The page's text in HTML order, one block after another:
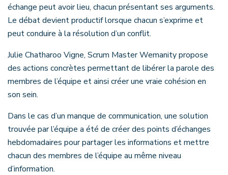
échange peut avoir lieu, chacun présentant ses arguments.
Le débat devient productif lorsque chacun s’exprime et
peut conduire à la résolution d’un conflit.
Julie Chatharoo Vigne, Scrum Master Wemanity propose
des actions concrètes permettant de libérer la parole des
membres de l’équipe et ainsi créer une vraie cohésion en
son sein.
Dans le cas d’un manque de communication, une solution
trouvée par l’équipe a été de créer des points d’échanges
hebdomadaires pour partager les informations et mettre
chacun des membres de l’équipe au même niveau
d’information.